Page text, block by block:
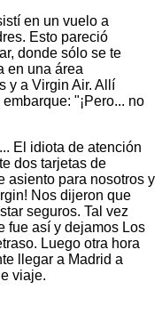
en un vuelo a
Esto pareció
donde sólo se te
en una área
y a Virgin Air. Allí
"¡Pero... no
El idiota de atención
dos tarjetas de
asiento para nosotros y
Nos dijeron que
seguros. Tal vez
fue así y dejamos Los
Luego otra hora
llegar a Madrid a
viaje.